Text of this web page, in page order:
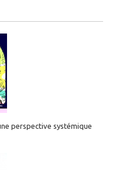
perspective systémique